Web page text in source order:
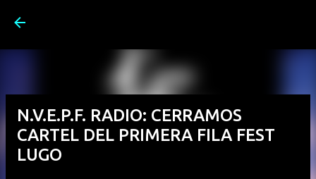
N.V.E.P.F. RADIO: CERRAMOS
CARTEL DEL PRIMERA FILA FEST
LUGO